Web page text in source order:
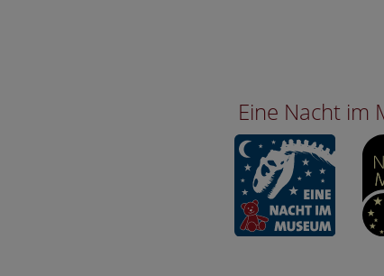
Eine Nacht im